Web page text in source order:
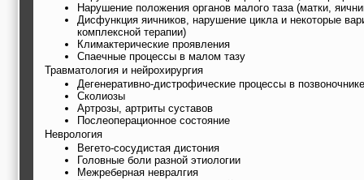
Нарушение положения органов малого таза (матки,
Дисфункция яичников, нарушение цикла и некоторые
комплексной терапии)
Климактерические проявления
Спаечные процессы в малом тазу
Травматология и нейрохирургия
Дегенеративно-дистрофические процессы в позвоночнике
Сколиозы
Артрозы, артриты суставов
Послеоперационное состояние
Неврология
Вегето-сосудистая дистония
Головные боли разной этиологии
Межреберная невралгия